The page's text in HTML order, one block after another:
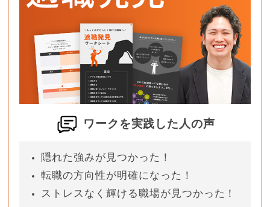
ワークを実践した人の声
隠れた強みが見つかった！
転職の方向性が明確になった！
ストレスなく輝ける職場が見つかった！